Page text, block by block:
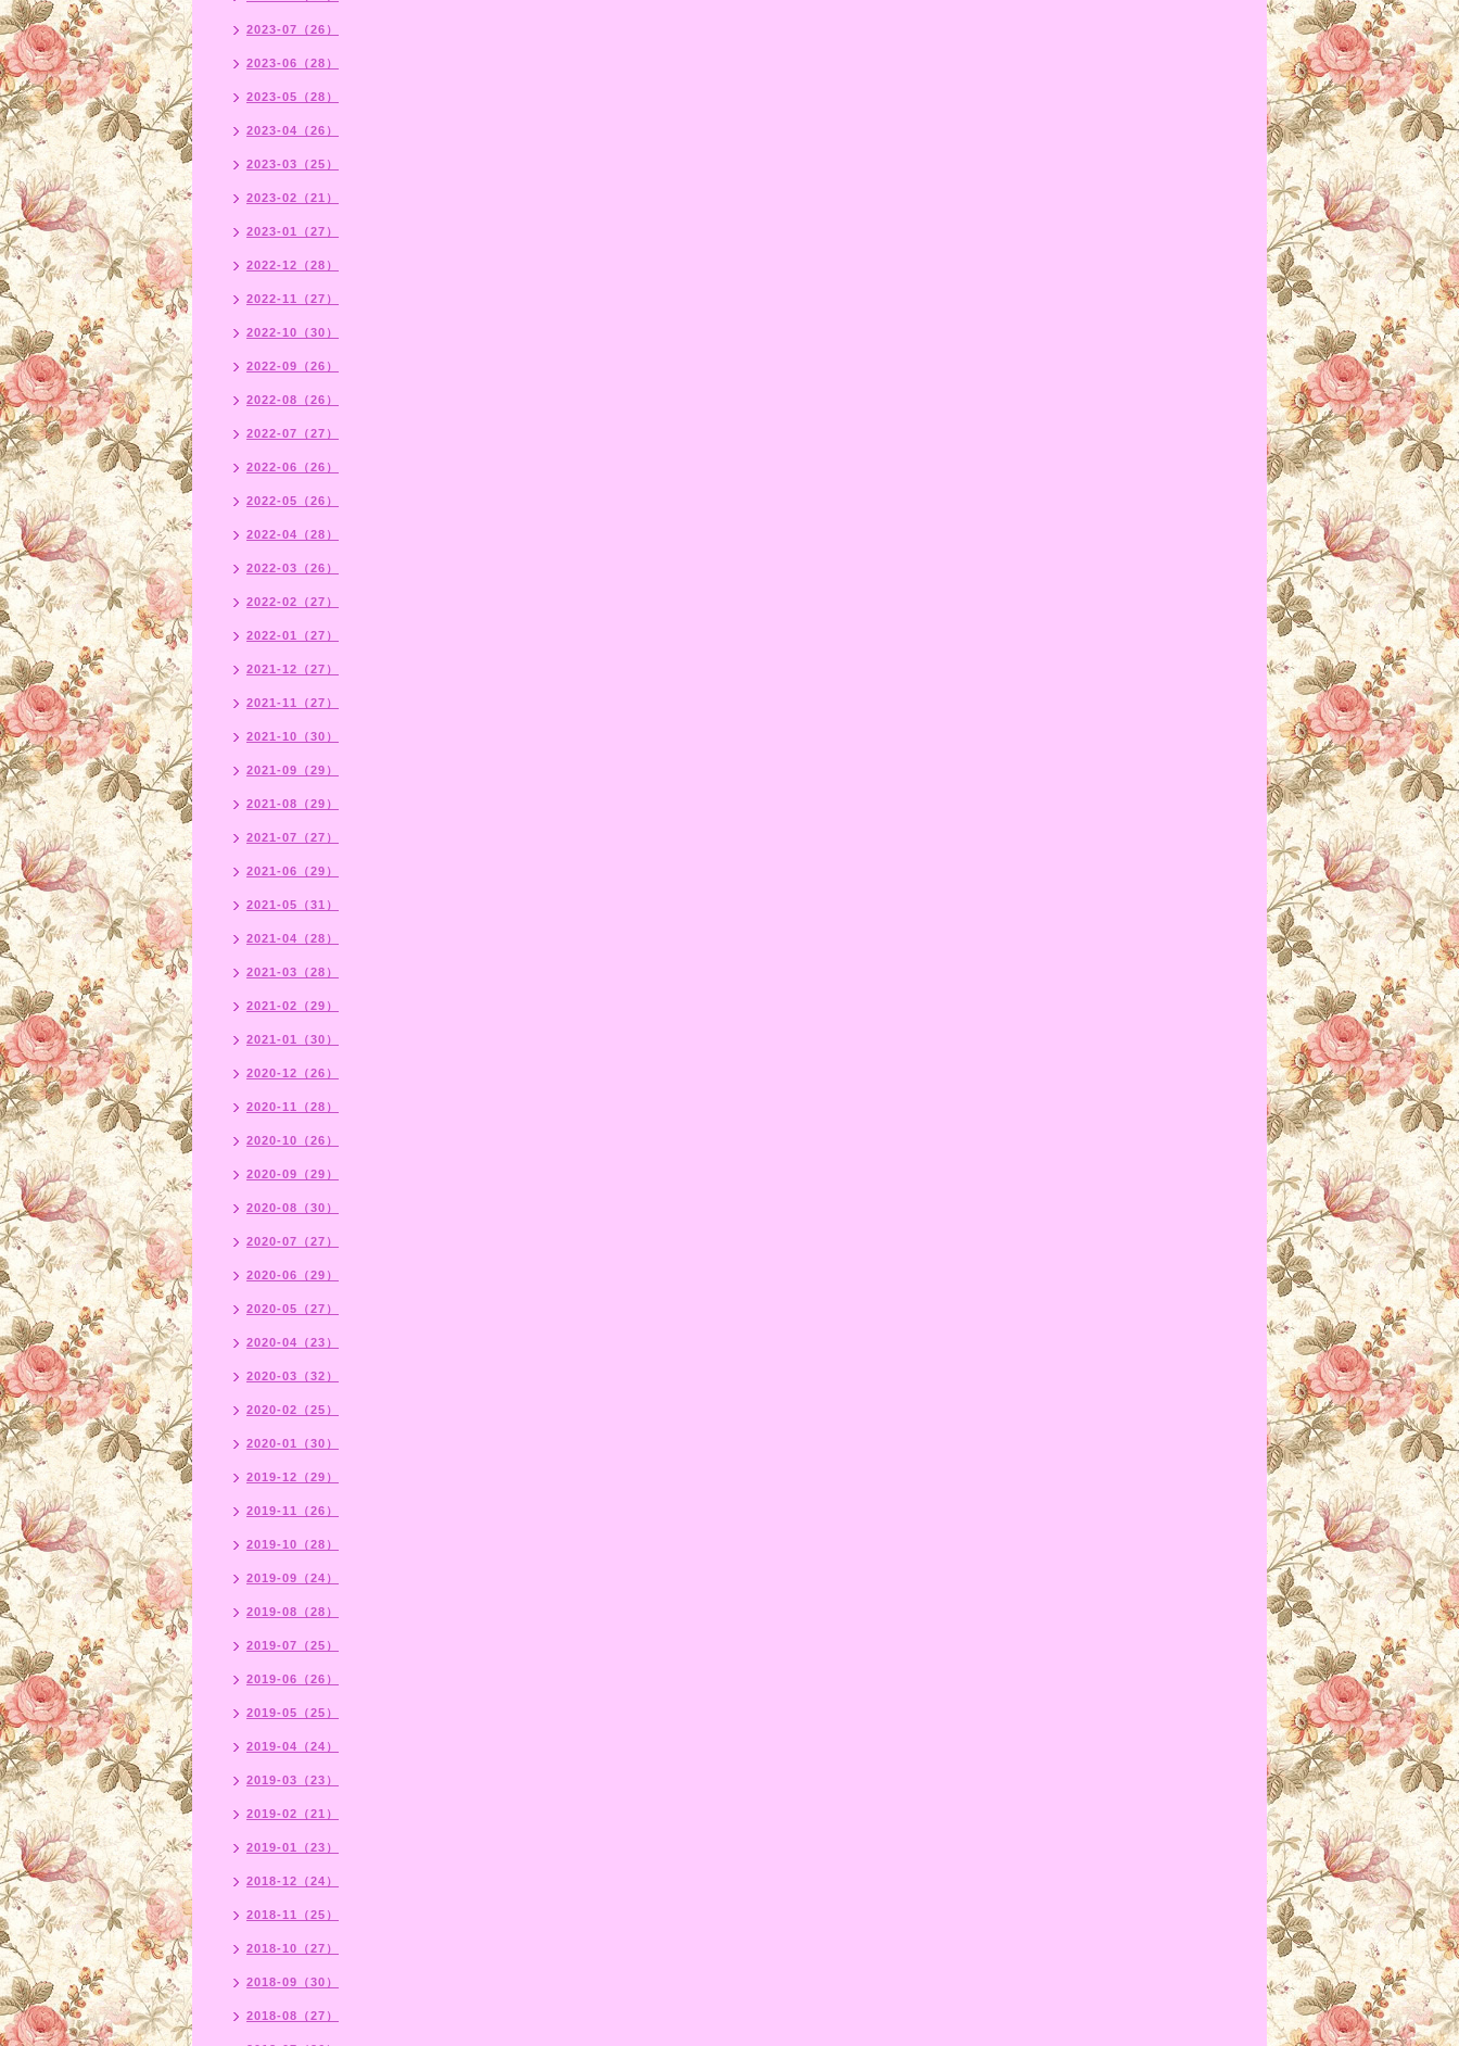
2023-07（26）
2023-06（28）
2023-05（28）
2023-04（26）
2023-03（25）
2023-02（21）
2023-01（27）
2022-12（28）
2022-11（27）
2022-10（30）
2022-09（26）
2022-08（26）
2022-07（27）
2022-06（26）
2022-05（26）
2022-04（28）
2022-03（26）
2022-02（27）
2022-01（27）
2021-12（27）
2021-11（27）
2021-10（30）
2021-09（29）
2021-08（29）
2021-07（27）
2021-06（29）
2021-05（31）
2021-04（28）
2021-03（28）
2021-02（29）
2021-01（30）
2020-12（26）
2020-11（28）
2020-10（26）
2020-09（29）
2020-08（30）
2020-07（27）
2020-06（29）
2020-05（27）
2020-04（23）
2020-03（32）
2020-02（25）
2020-01（30）
2019-12（29）
2019-11（26）
2019-10（28）
2019-09（24）
2019-08（28）
2019-07（25）
2019-06（26）
2019-05（25）
2019-04（24）
2019-03（23）
2019-02（21）
2019-01（23）
2018-12（24）
2018-11（25）
2018-10（27）
2018-09（30）
2018-08（27）